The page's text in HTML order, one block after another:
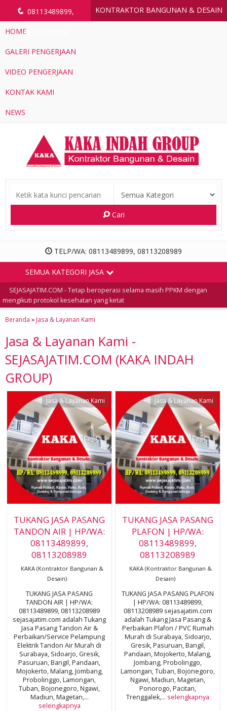
q 08113489899,
08113208989
KONTRAKTOR BANGUNAN & DESAIN
HOME
GALERI PENGERJAAN
VIDEO PENGERJAAN
KONTAK KAMI
NEWS
Cari
TELP/WA: 08113489899, 08113208989
SEMUA KATEGORI JASA
SEJASAJATIM.COM - Tetap beroperasi selama masih PPKM dengan
mengikuti protokol kesehatan yang ketat
Beranda » Jasa & Layanan Kami
Jasa & Layanan Kami -
SEJASAJATIM.COM (KAKA INDAH
GROUP)
Jasa & Layanan Kami
TUKANG JASA PASANG
TANDON AIR | HP/WA:
08113489899,
08113208989
KAKA (Kontraktor Bangunan &
Desain)
TUKANG JASA PASANG
TANDON AIR | HP/WA:
08113489899, 08113208989
sejasajatim.com adalah Tukang
Jasa Pasang Tandon Air &
Perbaikan/Service Pelampung
Elektrik Tandon Air Murah di
Surabaya, Sidoarjo, Gresik,
Pasuruan, Bangil, Pandaan,
Mojokerto, Malang, Jombang,
Probolinggo, Lamongan,
Tuban, Bojonegoro, Ngawi,
Madiun, Magetan,...
selengkapnya
Jasa & Layanan Kami
TUKANG JASA PASANG
PLAFON | HP/WA:
08113489899,
08113208989
KAKA (Kontraktor Bangunan &
Desain)
TUKANG JASA PASANG PLAFON
| HP/WA: 08113489899,
08113208989 sejasajatim.com
adalah Tukang Jasa Pasang &
Perbaikan Plafon / PVC Rumah
Murah di Surabaya, Sidoarjo,
Gresik, Pasuruan, Bangil,
Pandaan, Mojokerto, Malang,
Jombang, Probolinggo,
Lamongan, Tuban, Bojonegoro,
Ngawi, Madiun, Magetan,
Ponorogo, Pacitan,
Trenggalek,... selengkapnya